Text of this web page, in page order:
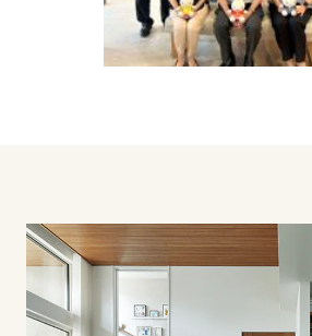
香川県